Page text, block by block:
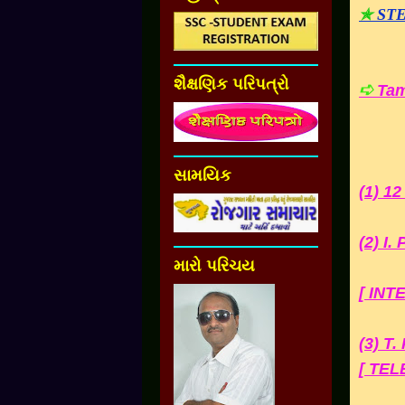
✯
➪
(1)
(2) I.
[
(3) T.
[
શૈક્ષણિક પરિપત્રો
સામયિક
મારો પરિચય